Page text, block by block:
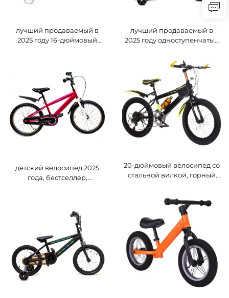
лучший продаваемый в
2025 году 16-дюймовый
алюминиевого сплава,
стальная вилка, обычный
лучший продаваемый в
2025 году одноступенчатый
ножного тормоза на заднее
колесо
детский велосипед 2025
года, бестселлер,
конструкция, обычная
педальная линия,
предназначен для девочек
20-дюймовый велосипед со
стальной вилкой, горный
специальный детский
велосипед для
международной торговли,
обычная педальная система